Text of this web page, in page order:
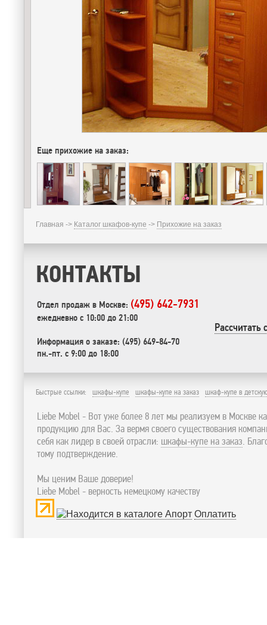
Еще прихожие на заказ:
Главная -> Каталог шкафов-купе -> Прихожие на заказ
КОНТАКТЫ
Отдел продаж в Москве: (495) 642-7931
ежедневно с 10:00 до 21:00
Информация о заказе: (495) 649-84-70
пн.-пт. с 9:00 до 18:00
Быстрые ссылки: шкафы-купе шкафы-купе на заказ шкаф-купе в
Liebe Mobel - Вот уже более 8 лет мы реализуем в Москве
продукцию для Вас. За вермя своего существования
себя как лидер в своей отрасли: шкафы-купе на заказ.
тому подтверждение.
Мы ценим Ваше доверие!
Liebe Mobel - верность немецкому качеству
Оплатить